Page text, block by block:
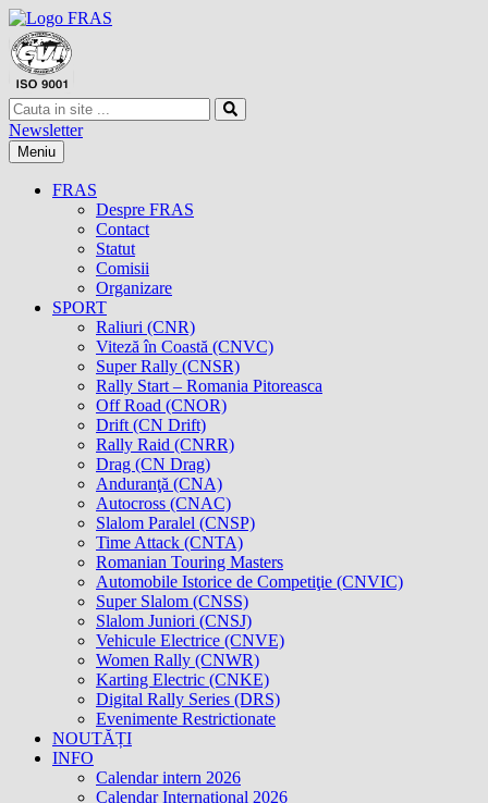
Newsletter
Meniu
FRAS
Despre FRAS
Contact
Statut
Comisii
Organizare
SPORT
Raliuri (CNR)
Viteză în Coastă (CNVC)
Super Rally (CNSR)
Rally Start – Romania Pitoreasca
Off Road (CNOR)
Drift (CN Drift)
Rally Raid (CNRR)
Drag (CN Drag)
Anduranţă (CNA)
Autocross (CNAC)
Slalom Paralel (CNSP)
Time Attack (CNTA)
Romanian Touring Masters
Automobile Istorice de Competiţie (CNVIC)
Super Slalom (CNSS)
Slalom Juniori (CNSJ)
Vehicule Electrice (CNVE)
Women Rally (CNWR)
Karting Electric (CNKE)
Digital Rally Series (DRS)
Evenimente Restrictionate
NOUTĂȚI
INFO
Calendar intern 2026
Calendar Internațional 2026